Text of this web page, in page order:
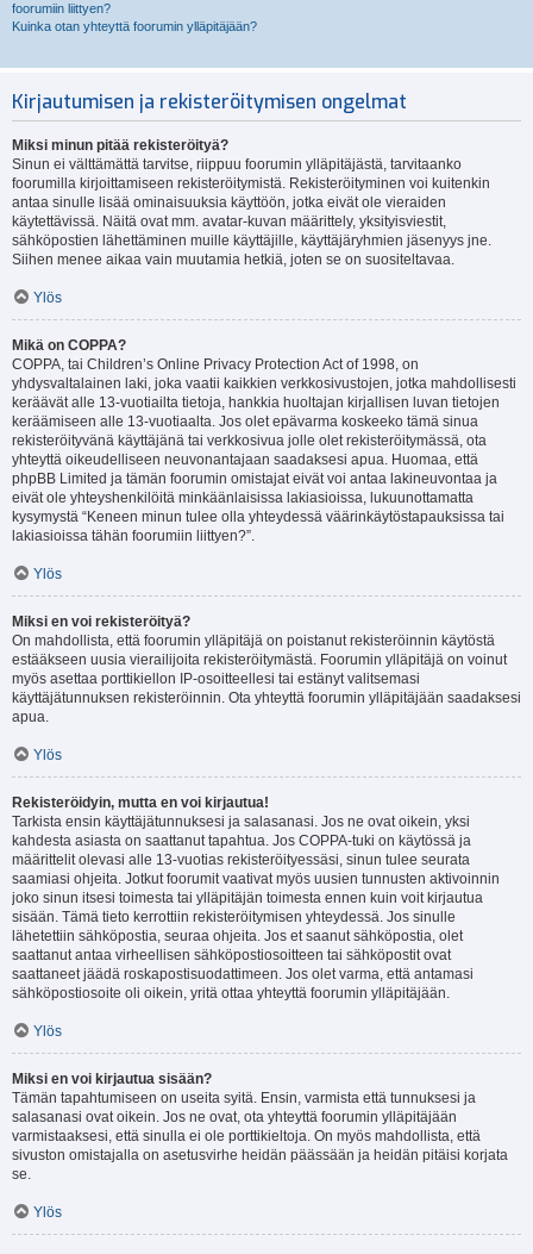
foorumiin liittyen?
Kuinka otan yhteyttä foorumin ylläpitäjään?
Kirjautumisen ja rekisteröitymisen ongelmat
Miksi minun pitää rekisteröityä?
Sinun ei välttämättä tarvitse, riippuu foorumin ylläpitäjästä, tarvitaanko
foorumilla kirjoittamiseen rekisteröitymistä. Rekisteröityminen voi kuitenkin
antaa sinulle lisää ominaisuuksia käyttöön, jotka eivät ole vieraiden
käytettävissä. Näitä ovat mm. avatar-kuvan määrittely, yksityisviestit,
sähköpostien lähettäminen muille käyttäjille, käyttäjäryhmien jäsenyys jne.
Siihen menee aikaa vain muutamia hetkiä, joten se on suositeltavaa.
Ylös
Mikä on COPPA?
COPPA, tai Children’s Online Privacy Protection Act of 1998, on
yhdysvaltalainen laki, joka vaatii kaikkien verkkosivustojen, jotka mahdollisesti
keräävät alle 13-vuotiailta tietoja, hankkia huoltajan kirjallisen luvan tietojen
keräämiseen alle 13-vuotiaalta. Jos olet epävarma koskeeko tämä sinua
rekisteröityvänä käyttäjänä tai verkkosivua jolle olet rekisteröitymässä, ota
yhteyttä oikeudelliseen neuvonantajaan saadaksesi apua. Huomaa, että
phpBB Limited ja tämän foorumin omistajat eivät voi antaa lakineuvontaa ja
eivät ole yhteyshenkilöitä minkäänlaisissa lakiasioissa, lukuunottamatta
kysymystä “Keneen minun tulee olla yhteydessä väärinkäytöstapauksissa tai
lakiasioissa tähän foorumiin liittyen?”.
Ylös
Miksi en voi rekisteröityä?
On mahdollista, että foorumin ylläpitäjä on poistanut rekisteröinnin käytöstä
estääkseen uusia vierailijoita rekisteröitymästä. Foorumin ylläpitäjä on voinut
myös asettaa porttikiellon IP-osoitteellesi tai estänyt valitsemasi
käyttäjätunnuksen rekisteröinnin. Ota yhteyttä foorumin ylläpitäjään saadaksesi
apua.
Ylös
Rekisteröidyin, mutta en voi kirjautua!
Tarkista ensin käyttäjätunnuksesi ja salasanasi. Jos ne ovat oikein, yksi
kahdesta asiasta on saattanut tapahtua. Jos COPPA-tuki on käytössä ja
määrittelit olevasi alle 13-vuotias rekisteröityessäsi, sinun tulee seurata
saamiasi ohjeita. Jotkut foorumit vaativat myös uusien tunnusten aktivoinnin
joko sinun itsesi toimesta tai ylläpitäjän toimesta ennen kuin voit kirjautua
sisään. Tämä tieto kerrottiin rekisteröitymisen yhteydessä. Jos sinulle
lähetettiin sähköpostia, seuraa ohjeita. Jos et saanut sähköpostia, olet
saattanut antaa virheellisen sähköpostiosoitteen tai sähköpostit ovat
saattaneet jäädä roskapostisuodattimeen. Jos olet varma, että antamasi
sähköpostiosoite oli oikein, yritä ottaa yhteyttä foorumin ylläpitäjään.
Ylös
Miksi en voi kirjautua sisään?
Tämän tapahtumiseen on useita syitä. Ensin, varmista että tunnuksesi ja
salasanasi ovat oikein. Jos ne ovat, ota yhteyttä foorumin ylläpitäjään
varmistaaksesi, että sinulla ei ole porttikieltoja. On myös mahdollista, että
sivuston omistajalla on asetusvirhe heidän päässään ja heidän pitäisi korjata
se.
Ylös